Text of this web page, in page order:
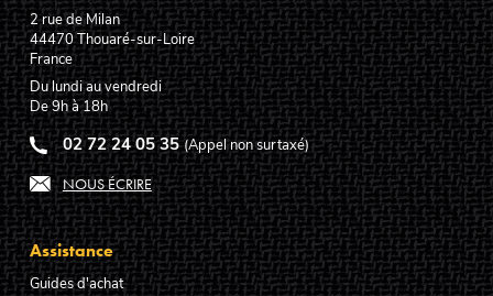
2 rue de Milan
44470Thouaré-sur-Loire
France
Du lundi au vendredi
De 9h à 18h
02 72 24 05 35 (Appel non surtaxé)
NOUS ÉCRIRE
Assistance
Guides d'achat